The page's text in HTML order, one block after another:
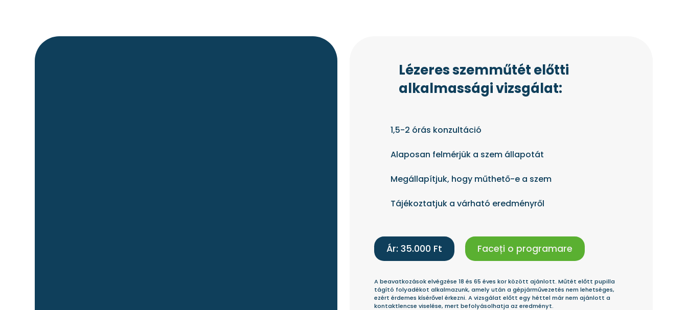
Lézeres szemműtét előtti
alkalmassági vizsgálat:
1,5-2 órás konzultáció
Alaposan felmérjük a szem állapotát
Megállapítjuk, hogy műthető-e a szem
Tájékoztatjuk a várható eredményről
Ár: 35.000 Ft Faceți o programare
A beavatkozások elvégzése 18 és 65 éves kor között ajánlott. Műtét előtt pupilla
tágító folyadékot alkalmazunk, amely után a gépjárművezetés nem lehetséges,
ezért érdemes kísérővel érkezni. A vizsgálat előtt egy héttel már nem ajánlott a
kontaktlencse viselése, mert befolyásolhatja az eredményt.